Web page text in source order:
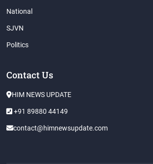
National
SJVN
Politics
Contact Us
HIM NEWS UPDATE
+91 89880 44149
contact@himnewsupdate.com